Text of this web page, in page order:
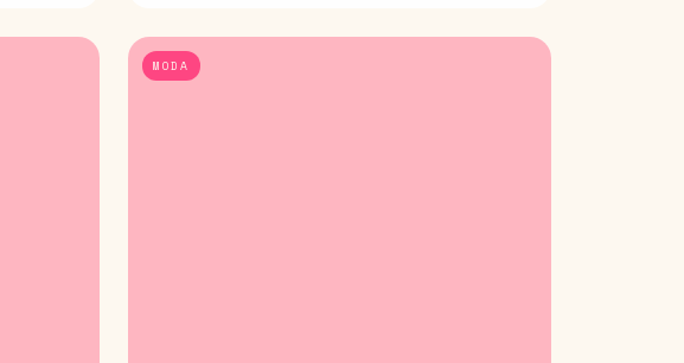
MODA